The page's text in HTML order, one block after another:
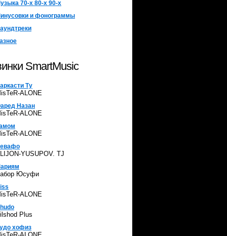
70-х 80-х 90-х
и фонограммы
SmartMusic
Ту
ALONE
Назан
ALONE
ALONE
YUSUPOV. TJ
Юсуфи
ALONE
Plus
хофиз
ALONE